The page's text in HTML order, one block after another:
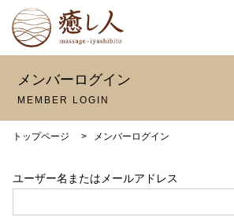
メンバーログイン
MEMBER LOGIN
トップページ > メンバーログイン
ユーザー名またはメールアドレス